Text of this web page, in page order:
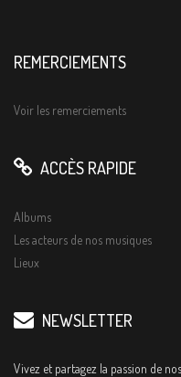
REMERCIEMENTS
Voir les remerciements
ACCÈS RAPIDE
Albums
Les acteurs de nos musiques
Lieux
NEWSLETTER
Vivez et partagez la passion de